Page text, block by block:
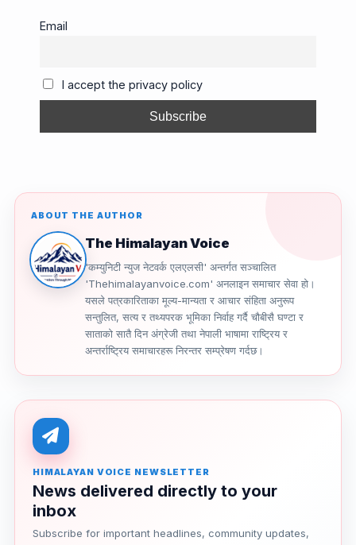
e
o
o
k
s
m n
k
Email
I accept the privacy policy
ABOUT THE AUTHOR
The Himalayan Voice
'कम्युनिटी न्युज नेटवर्क एलएलसी' अन्तर्गत सञ्चालित
'Thehimalayanvoice.com' अनलाइन समाचार सेवा हो।
यसले पत्रकारिताका मूल्य-मान्यता र आचार संहिता अनुरूप
सन्तुलित, सत्य र तथ्यपरक भूमिका निर्वाह गर्दै चौबीसै घण्टा र
साताको सातै दिन अंग्रेजी तथा नेपाली भाषामा राष्ट्रिय र
अन्तर्राष्ट्रिय समाचारहरू निरन्तर सम्प्रेषण गर्दछ।
HIMALAYAN VOICE NEWSLETTER
News delivered directly to your
inbox
Subscribe for important headlines, community updates,